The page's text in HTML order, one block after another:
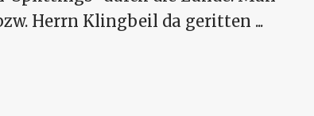
Herrn Klingbeil da geritten ...